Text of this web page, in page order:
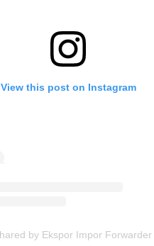
View this post on Instagram